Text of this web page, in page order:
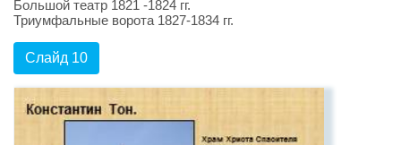
Большой театр 1821 -1824 гг.
Триумфальные ворота 1827-1834 гг.
Слайд 10